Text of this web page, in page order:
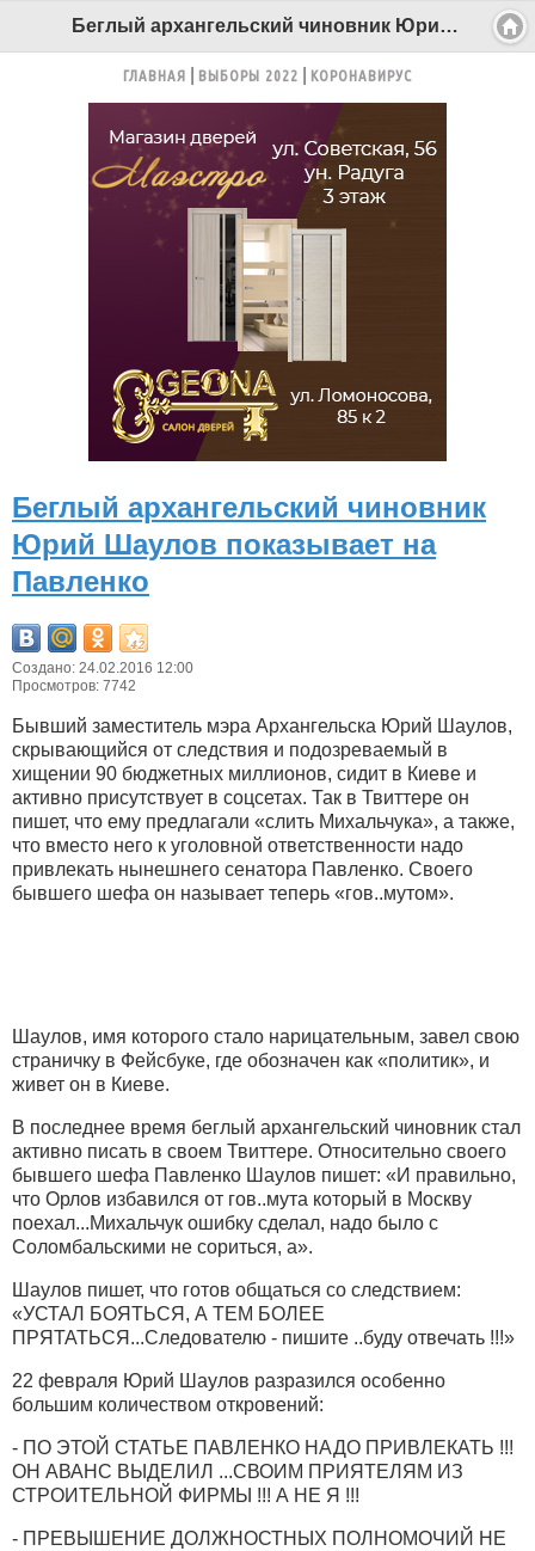
Беглый архангельский чиновник Юрий Шаулов показывает на Павленко - Беломорканал Северодвинск tv29.ru
ГЛАВНАЯ ВЫБОРЫ 2022 КОРОНАВИРУС
Беглый архангельский чиновник
Юрий Шаулов показывает на
Павленко
Создано: 24.02.2016 12:00
Просмотров: 7742
Бывший заместитель мэра Архангельска Юрий Шаулов,
скрывающийся от следствия и подозреваемый в
хищении 90 бюджетных миллионов, сидит в Киеве и
активно присутствует в соцсетах. Так в Твиттере он
пишет, что ему предлагали «слить Михальчука», а также,
что вместо него к уголовной ответственности надо
привлекать нынешнего сенатора Павленко. Своего
бывшего шефа он называет теперь «гов..мутом».
Шаулов, имя которого стало нарицательным, завел свою
страничку в Фейсбуке, где обозначен как «политик», и
живет он в Киеве.
В последнее время беглый архангельский чиновник стал
активно писать в своем Твиттере. Относительно своего
бывшего шефа Павленко Шаулов пишет: «И правильно,
что Орлов избавился от гов..мута который в Москву
поехал...Михальчук ошибку сделал, надо было с
Соломбальскими не сориться, а».
Шаулов пишет, что готов общаться со следствием:
«УСТАЛ БОЯТЬСЯ, А ТЕМ БОЛЕЕ
ПРЯТАТЬСЯ...Следователю - пишите ..буду отвечать !!!»
22 февраля Юрий Шаулов разразился особенно
большим количеством откровений:
- ПО ЭТОЙ СТАТЬЕ ПАВЛЕНКО НАДО ПРИВЛЕКАТЬ !!!
ОН АВАНС ВЫДЕЛИЛ ...СВОИМ ПРИЯТЕЛЯМ ИЗ
СТРОИТЕЛЬНОЙ ФИРМЫ !!! А НЕ Я !!!
- ПРЕВЫШЕНИЕ ДОЛЖНОСТНЫХ ПОЛНОМОЧИЙ НЕ